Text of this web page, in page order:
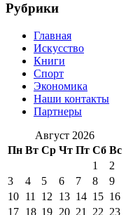
Рубрики
Главная
Искусство
Книги
Спорт
Экономика
Наши контакты
Партнеры
Август 2026
Пн Вт Ср Чт Пт Сб Вс
1
2
3
4 5 6 7 8
9
10 11 12 13 14 15 16
17 18 19 20 21 22 23